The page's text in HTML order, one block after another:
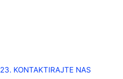
23. KONTAKTIRAJTE NAS